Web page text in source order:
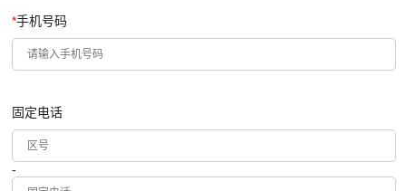
*手机号码
固定电话
-